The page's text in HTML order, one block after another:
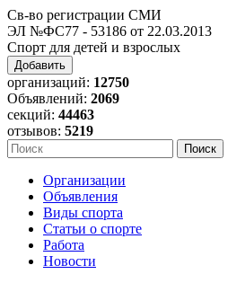
Св-во регистрации СМИ
ЭЛ №ФС77 - 53186 от 22.03.2013
Спорт для детей и взрослых
Добавить
организаций: 12750
Объявлений: 2069
секций: 44463
отзывов: 5219
Организации
Объявления
Виды спорта
Статьи о спорте
Работа
Новости